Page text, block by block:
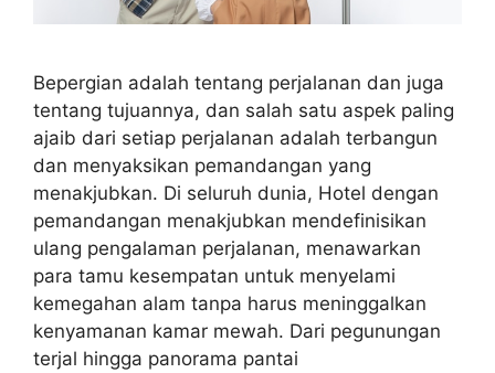
Bepergian adalah tentang perjalanan dan juga
tentang tujuannya, dan salah satu aspek paling
ajaib dari setiap perjalanan adalah terbangun
dan menyaksikan pemandangan yang
menakjubkan. Di seluruh dunia, Hotel dengan
pemandangan menakjubkan mendefinisikan
ulang pengalaman perjalanan, menawarkan
para tamu kesempatan untuk menyelami
kemegahan alam tanpa harus meninggalkan
kenyamanan kamar mewah. Dari pegunungan
terjal hingga panorama pantai